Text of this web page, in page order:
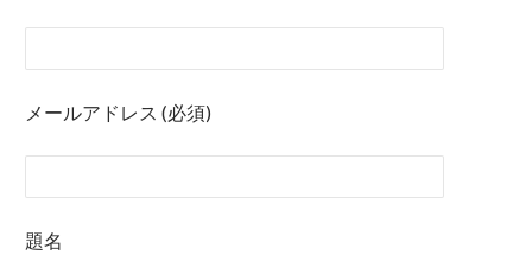
メールアドレス (必須)
題名